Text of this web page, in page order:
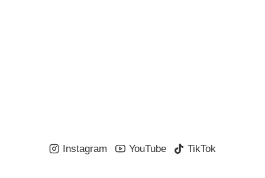
Instagram YouTube TikTok